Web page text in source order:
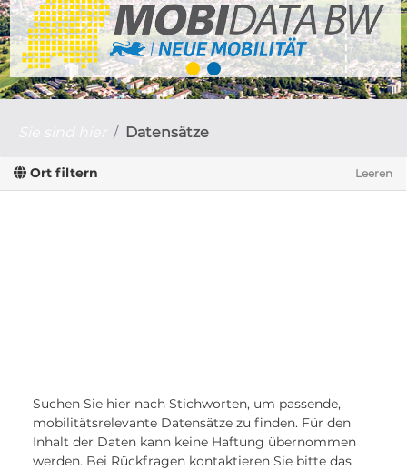
Datensätze
Ort filtern Leeren
Suchen Sie hier nach Stichworten, um passende,
mobilitätsrelevante Datensätze zu finden. Für den
Inhalt der Daten kann keine Haftung übernommen
werden. Bei Rückfragen kontaktieren Sie bitte das